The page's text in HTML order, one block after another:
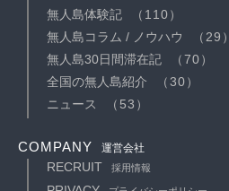
無人島体験記
（110）
無人島コラム / ノウハウ
（29）
無人島30日間滞在記
（70）
全国の無人島紹介
（30）
ニュース
（53）
COMPANY 運営会社
RECRUIT 採用情報